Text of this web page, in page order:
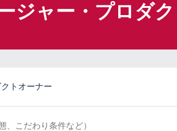
ジャー・プロダ
トオーナー
、こだわり条件など）